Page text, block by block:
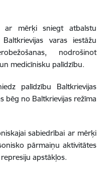
ar mērķi sniegt atbalstu
varas iestāžu
nodrošinot
medicīnisku palīdzību.
palīdzību Baltkrievijas
bēg no Baltkrievijas režīma
sabiedrībai ar mērķi
pārmaiņu aktivitātes
apstākļos.